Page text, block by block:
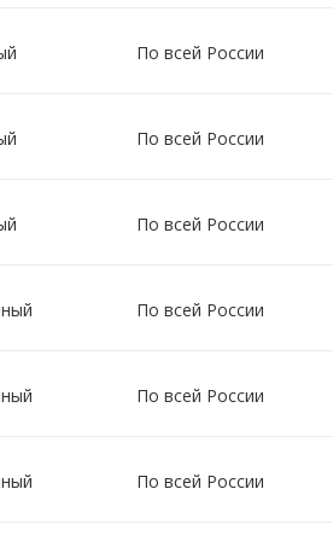
По всей России
По всей России
По всей России
По всей России
По всей России
По всей России